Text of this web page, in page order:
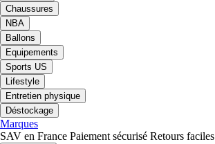
Chaussures
NBA
Ballons
Equipements
Sports US
Lifestyle
Entretien physique
Déstockage
Marques
SAV en France Paiement sécurisé Retours faciles